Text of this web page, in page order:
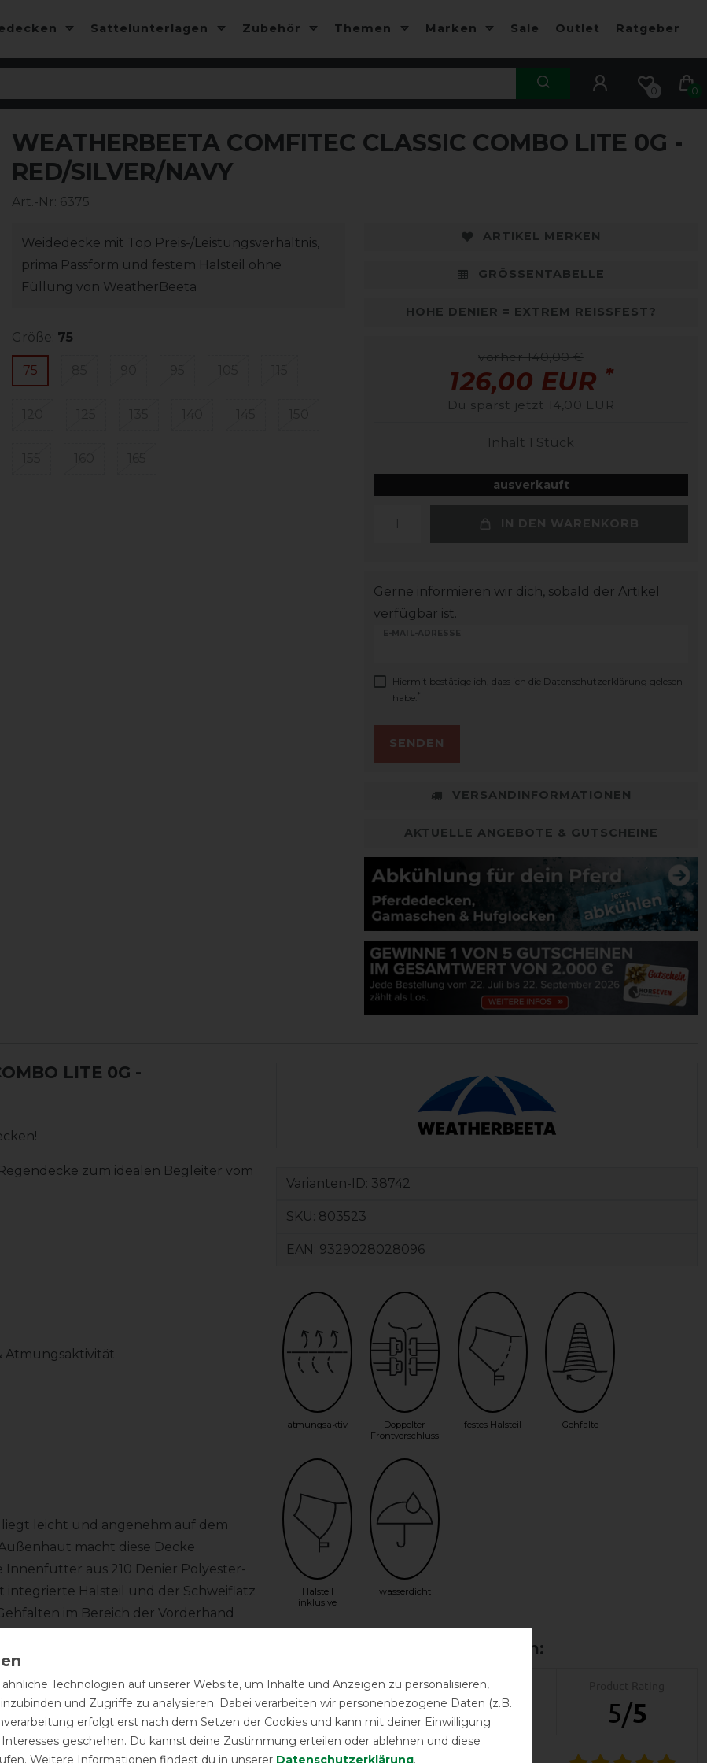
Sattelunterlagen Zubehör Themen Marken Sale Outlet Ratgeber
0 0
WEATHERBEETA COMFITEC CLASSIC COMBO LITE 0G -
RED/SILVER/NAVY
Art.-Nr: 6375
Weidedecke mit Top Preis-/Leistungsverhältnis,
prima Passform und festem Halsteil ohne
Füllung von WeatherBeeta
Größe: 75
75
ARTIKEL MERKEN
GRÖSSENTABELLE
HOHE DENIER = EXTREM REISSFEST?
vorher 140,00 €
126,00 EUR *
Du sparst jetzt 14,00 EUR
Inhalt 1 Stück
ausverkauft
IN DEN WARENKORB
Gerne informieren wir dich, sobald der Artikel
verfügbar ist.
E-MAIL-ADRESSE
Hiermit bestätige ich, dass ich die Daten­schutz­erklärung gelesen
habe. *
SENDEN
VERSANDINFORMATIONEN
AKTUELLE ANGEBOTE & GUTSCHEINE
LITE 0G -
zum idealen Begleiter vom
Atmungsaktivität
liegt leicht und angenehm auf dem
macht diese Decke
aus 210 Denier Polyester-
integrierte Halsteil und der Schweiflatz
im Bereich der Vorderhand
Schnallen verschlossen. Die
Des weiteren verfügt die Decke
Schweifriemen. Das integrierte
an den Pferdehals angepasst.
Varianten-ID: 38742
SKU: 803523
EAN: 9329028028096
atmungsaktiv
Doppelter
Frontverschluss
festes Halsteil Gehfalte
Halsteil
inklusive
wasserdicht
Product Reviews
1 5/5
Technologien auf unserer Website, um Inhalte und Anzeigen zu personalisieren,
und Zugriffe zu analysieren. Dabei verarbeiten wir personenbezogene Daten (z.B.
erfolgt erst nach dem Setzen der Cookies und kann mit deiner Einwilligung
geschehen. Du kannst deine Zustimmung erteilen oder ablehnen und diese
Weitere Informationen findest du in unserer Daten­schutz­erklärung.